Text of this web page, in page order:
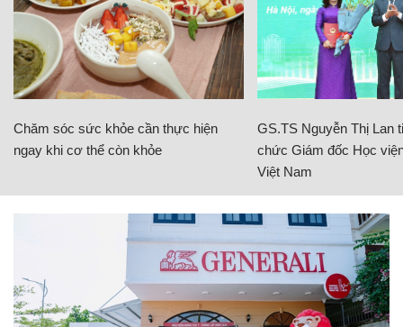
Chăm sóc sức khỏe cần thực hiện
ngay khi cơ thể còn khỏe
GS.TS Nguyễn Thị Lan
chức Giám đốc Học
Việt Nam